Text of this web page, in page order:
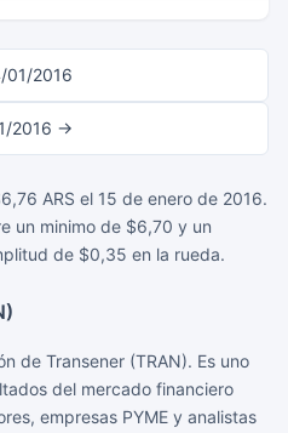
01/2016
2016 →
ARS el 15 de enero de 2016.
un minimo de $6,70 y un
de $0,35 en la rueda.
de Transener (TRAN). Es uno
del mercado financiero
empresas PYME y analistas